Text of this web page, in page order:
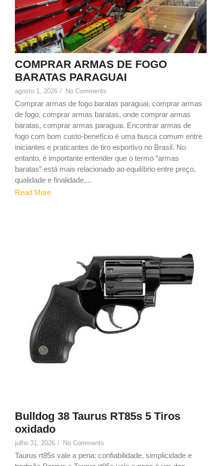
COMPRAR ARMAS DE FOGO
BARATAS PARAGUAI
agosto 1, 2026 / No Comments
Comprar armas de fogo baratas paraguai, comprar armas
de fogo, comprar armas baratas, onde comprar armas
baratas, comprar armas paraguai. Encontrar armas de
fogo com bom custo-benefício é uma busca comum entre
iniciantes e praticantes de tiro esportivo no Brasil. No
entanto, é importante entender que o termo “armas
baratas” está mais relacionado ao equilíbrio entre preço,
qualidade e finalidade,...
Read More
Bulldog 38 Taurus RT85s 5 Tiros
oxidado
julho 31, 2026 / No Comments
Taurus rt85s vale a pena: confiabilidade, simplicidade e